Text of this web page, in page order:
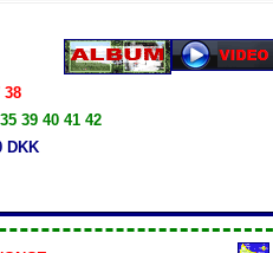
38
39 40 41 42
DKK